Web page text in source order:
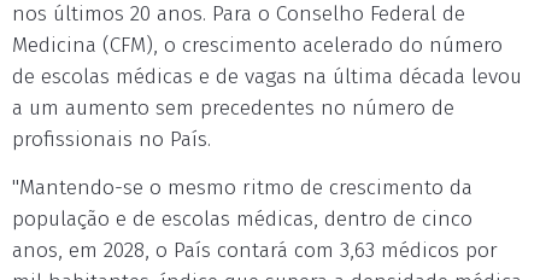
nos últimos 20 anos. Para o Conselho Federal de
Medicina (CFM), o crescimento acelerado do número
de escolas médicas e de vagas na última década levou
a um aumento sem precedentes no número de
profissionais no País.
"Mantendo-se o mesmo ritmo de crescimento da
população e de escolas médicas, dentro de cinco
anos, em 2028, o País contará com 3,63 médicos por